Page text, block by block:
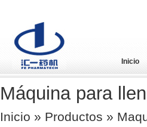
Inicio
Máquina para
Inicio » Productos »